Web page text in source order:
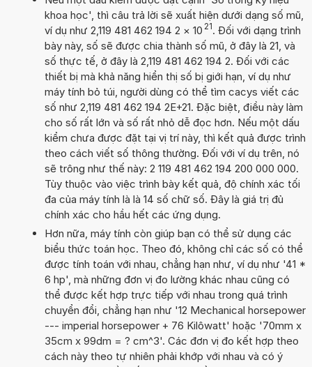
khoa học', thì câu trả lời sẽ xuất hiện dưới dạng số mũ,
ví dụ như 2,119 481 462 194 2 × 10 21. Đối với dạng trình
bày này, số sẽ được chia thành số mũ, ở đây là 21, và
số thực tế, ở đây là 2,119 481 462 194 2. Đối với các
thiết bị mà khả năng hiển thị số bị giới hạn, ví dụ như
máy tính bỏ túi, người dùng có thể tìm cacys viết các
số như 2,119 481 462 194 2E+21. Đặc biệt, điều này làm
cho số rất lớn và số rất nhỏ dễ đọc hơn. Nếu một dấu
kiểm chưa được đặt tại vị trí này, thì kết quả được trình
theo cách viết số thông thường. Đối với ví dụ trên, nó
sẽ trông như thế này: 2 119 481 462 194 200 000 000.
Tùy thuộc vào việc trình bày kết quả, độ chính xác tối
đa của máy tính là là 14 số chữ số. Đây là giá trị đủ
chính xác cho hầu hết các ứng dụng.
Hơn nữa, máy tính còn giúp bạn có thể sử dụng các
biểu thức toán học. Theo đó, không chỉ các số có thể
được tính toán với nhau, chẳng hạn như, ví dụ như '41 *
6 hp', mà những đơn vị đo lường khác nhau cũng có
thể được kết hợp trực tiếp với nhau trong quá trình
chuyển đổi, chẳng hạn như '12 Mechanical horsepower
--- imperial horsepower + 76 Kilôwatt' hoặc '70mm x
35cm x 99dm = ? cm^3'. Các đơn vị đo kết hợp theo
cách này theo tự nhiên phải khớp với nhau và có ý